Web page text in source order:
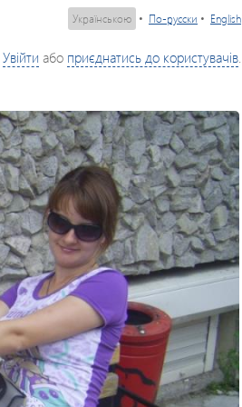
Українською • По-русски • English
Увійти або приєднатись до користувачів.